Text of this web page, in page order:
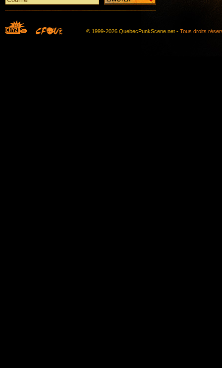
© 1999-2026 QuebecPunkScene.net - Tous droits